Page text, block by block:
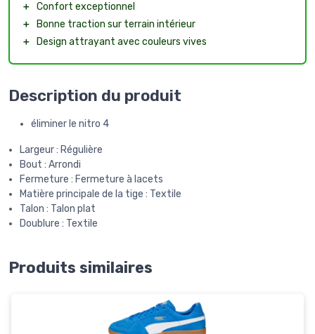
＋ Confort exceptionnel
＋
Bonne traction sur terrain intérieur
＋
Design attrayant avec couleurs vives
Description du produit
éliminer le nitro 4
Largeur : Régulière
Bout : Arrondi
Fermeture : Fermeture à lacets
Matière principale de la tige : Textile
Talon : Talon plat
Doublure : Textile
Produits similaires